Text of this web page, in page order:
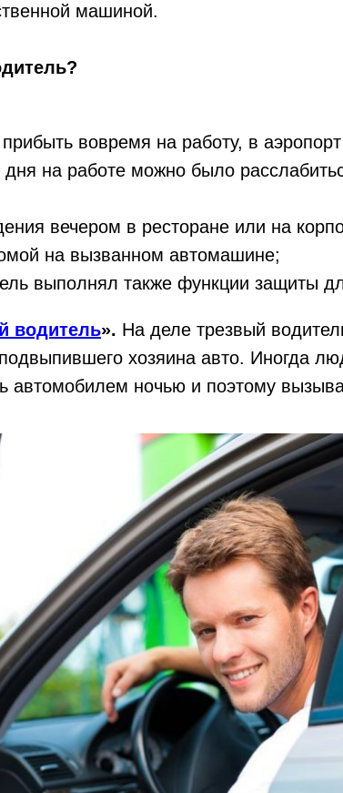
машиной.
вовремя на работу, в
дня на работе можно было
вечером в ресторане или на
на вызванном автомашине;
выполнял также функции защиты
водитель». На деле трезвый
хозяина авто. Иногда
автомобилем ночью и поэтому